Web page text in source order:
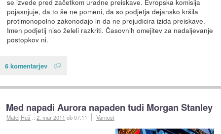
se izvede pred začetkom uradne preiskave. Evropska komisija
pojasnjuje, da to še ne pomeni, da so podjetja dejansko kršila
protimonopolno zakonodajo in da ne prejudicira izida preiskave.
Imen podjetij niso želeli razkriti. Časovnih omejitev za nadaljevanje
postopkov ni.
6 komentarjev
Med napadi Aurora napaden tudi Morgan Stanley
Matej Huš ::2. mar 2011 ob 07:11 Varnost